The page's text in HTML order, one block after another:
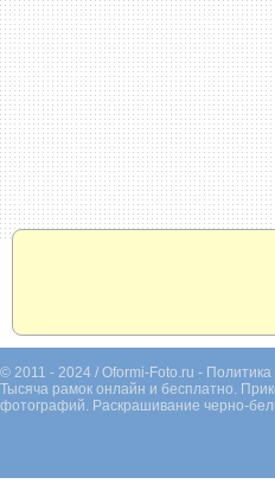
© 2011 - 2024 / Oformi-Foto.ru -
Тысяча рамок онлайн и бесплатно.
фотографий. Раскрашивание черно-